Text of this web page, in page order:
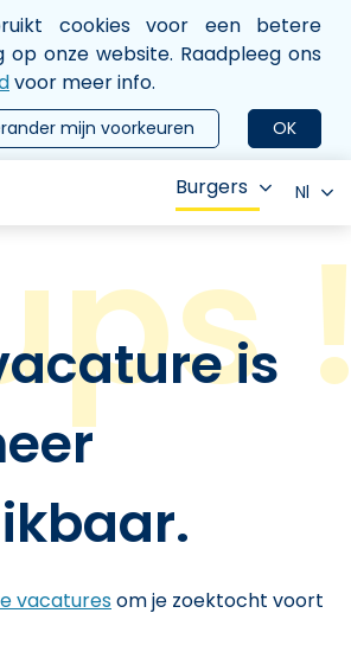
cookies voor een betere
op onze website. Raadpleeg ons
voor meer info.
OK
mijn voorkeuren
Burgers Nl
is
vacaturesom je zoektocht voort